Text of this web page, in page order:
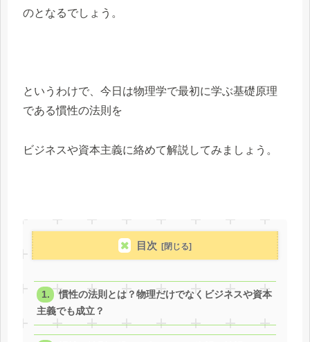
のとなるでしょう。
というわけで、今日は物理学で最初に学ぶ基礎原理
である慣性の法則を
ビジネスや資本主義に絡めて解説してみましょう。
目次
慣性の法則とは？物理だけでなくビジネスや資本
主義でも成立？